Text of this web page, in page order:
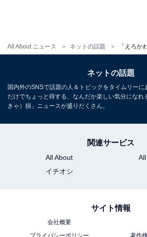
All About ニュース ネットの話題
ネットの話題
国内外のSNSで話題の人＆トピックをタイムリーに
だけでちょっと得する、なんだか楽しい気分になれ
きゃ）損」ニュースが盛りだくさん。
関連サービス
All About
イチオシ
サイト情報
会社概要
プライバシーポリシー
著作